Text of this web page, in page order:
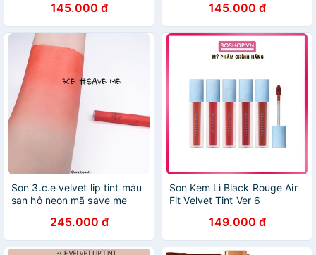
145.000 đ 145.000 đ
Son 3.c.e velvet lip tint màu
san hô neon mã save me
245.000 đ
Son Kem Lì Black Rouge Air
Fit Velvet Tint Ver 6
149.000 đ